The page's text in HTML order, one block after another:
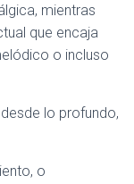
mientras
que encaja
o incluso
lo profundo,
o